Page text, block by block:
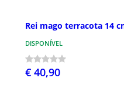
Rei mago terracota 14
DISPONÍVEL
€ 40,90